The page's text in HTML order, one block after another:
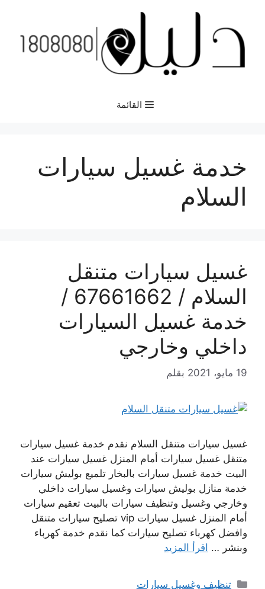
المحتوى
القائمة
خدمة غسيل سيارات
السلام
غسيل سيارات متنقل
السلام / 67661662 /
خدمة غسيل السيارات
داخلي وخارجي
19 مايو، 2021 بقلم
غسيل سيارات متنقل السلام نقدم خدمة غسيل سيارات
متنقل غسيل سيارات أمام المنزل غسيل سيارات عند
البيت خدمة غسيل سيارات بالبخار تلميع بوليش سيارات
خدمة منازل بوليش سيارات وغسيل سيارات داخلي
وخارجي وغسيل وتنظيف سيارات بالبيت تعقيم سيارات
أمام المنزل غسيل سيارات vip تصليح سيارات متنقل
وافضل كهرباء تصليح سيارات كما نقدم خدمة كهرباء
وبنشر … اقرأ المزيد
التصنيفات
تنظيف وغسيل سيارات